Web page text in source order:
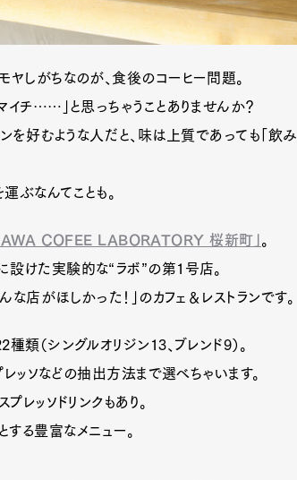
ヤしがちなのが、食後のコーヒー問題。
チ……」と思っちゃうことありませんか？
好むような人だと、味は上質であっても「飲
ぶなんてことも。
COFEE LABORATORY 桜新町」 。
設けた実験的な“ラボ”の第1号店。
店がほしかった！」のカフェ＆レストランです。
（シングルオリジン13、ブレンド9）。
レッソなどの抽出方法まで選べちゃいます。
レッソドリンクもあり。
る豊富なメニュー。